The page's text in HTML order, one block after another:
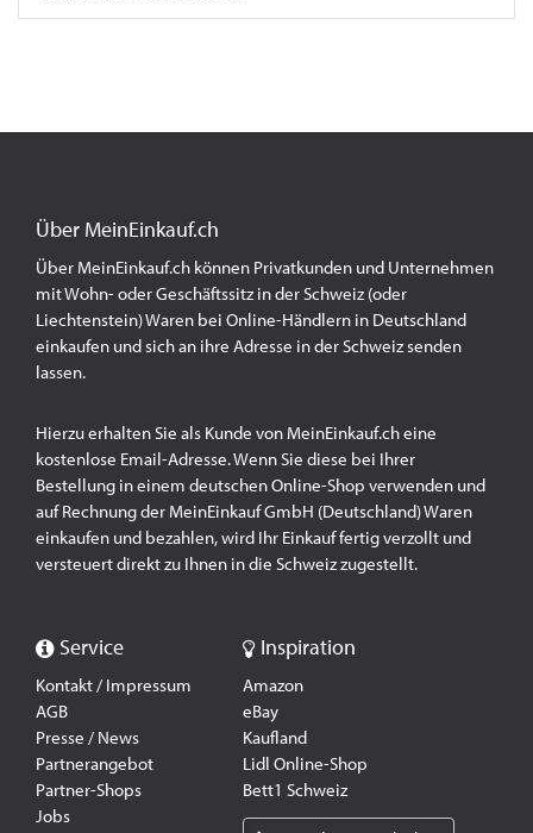
Über MeinEinkauf.ch
Über MeinEinkauf.ch können Privatkunden und Unternehmen
mit Wohn- oder Geschäftssitz in der Schweiz (oder
Liechtenstein) Waren bei Online-Händlern in Deutschland
einkaufen und sich an ihre Adresse in der Schweiz senden
lassen.
Hierzu erhalten Sie als Kunde von MeinEinkauf.ch eine
kostenlose Email-Adresse. Wenn Sie diese bei Ihrer
Bestellung in einem deutschen Online-Shop verwenden und
auf Rechnung der MeinEinkauf GmbH (Deutschland) Waren
einkaufen und bezahlen, wird Ihr Einkauf fertig verzollt und
versteuert direkt zu Ihnen in die Schweiz zugestellt.
Service
Kontakt / Impressum
AGB
Presse / News
Partnerangebot
Partner-Shops
Jobs
Inspiration
Amazon
eBay
Kaufland
Lidl Online-Shop
Bett1 Schweiz